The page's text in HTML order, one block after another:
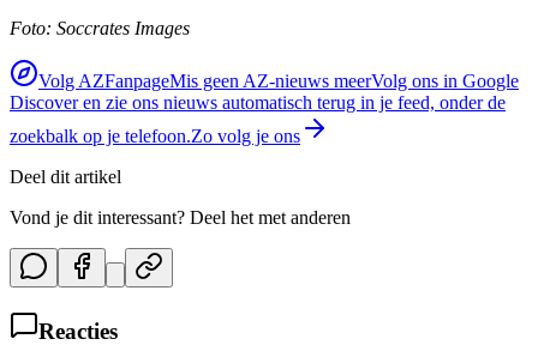
Foto: Soccrates Images
Volg AZFanpageMis geen AZ-nieuws meerVolg ons in Google
Discover en zie ons nieuws automatisch terug in je feed, onder de
zoekbalk op je telefoon.Zo volg je ons
Deel dit artikel
Vond je dit interessant? Deel het met anderen
Reacties